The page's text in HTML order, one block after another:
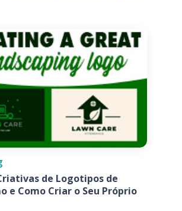
de Logotipos de
e Como Criar o Seu Próprio